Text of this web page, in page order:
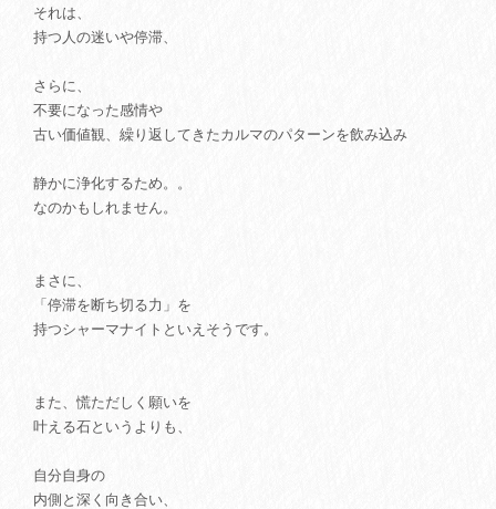
それは、
持つ人の迷いや停滞、
さらに、
不要になった感情や
古い価値観、繰り返してきたカルマのパターンを飲み込み
静かに浄化するため。。
なのかもしれません。
まさに、
「停滞を断ち切る力」を
持つシャーマナイトといえそうです。
また、慌ただしく願いを
叶える石というよりも、
自分自身の
内側と深く向き合い、